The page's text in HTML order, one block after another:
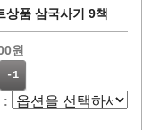
상품 삼국사기 9책
원
-1
: